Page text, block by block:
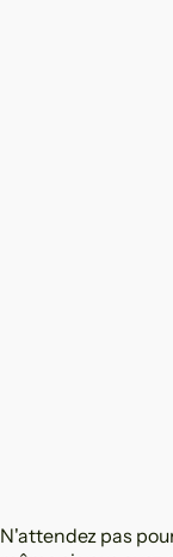
N'attendez pas